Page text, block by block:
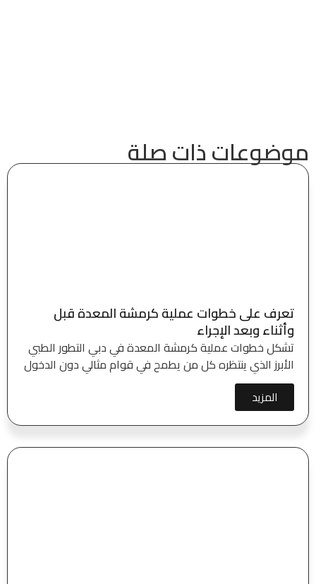
موضوعات ذات صلة
تعرف على خطوات عملية كرمشة المعدة قبل
وأثناء وبعد الإجراء
تشكل خطوات عملية كرمشة المعدة في دبي التطور الطبي
الأبرز الذي ينتظره كل من يطمح في قوام مثالي دون الدخول
المزيد